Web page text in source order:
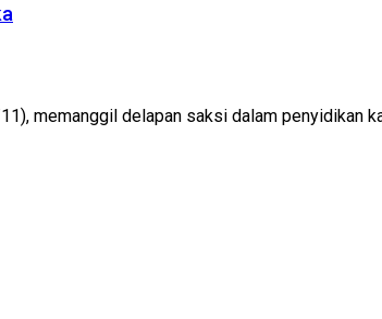
memanggil delapan saksi dalam penyidikan